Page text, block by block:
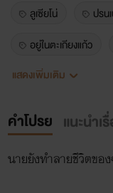
ลูเซียโน่
ปรน
อยู่ในตะเกียงแก้ว
พระเอกธงดำ
คิงวิศวะ
แสดงเพิ่มเติม
คำโปรย แนะนำเ
นายยังทำลายชีวิตขอ